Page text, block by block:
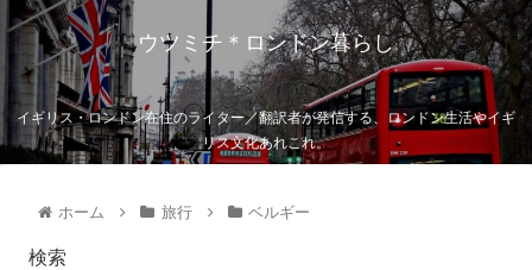
ウツミチ＊ロンドン暮らし
イギリス・ロンドン在住のライター／翻訳者が発信する、ロンドン生活やイギ
リス文化あれこれ。
ホーム 旅行 ベルギー
検索